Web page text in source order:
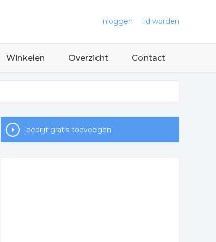
inloggen lid worden
Winkelen Overzicht Contact
bedrijf gratis toevoegen